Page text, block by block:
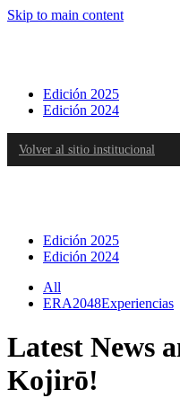
Skip to main content
Edición 2025
Edición 2024
Volver al sitio institucional
Edición 2025
Edición 2024
All
ERA2048Experiencias
Latest News
Kojirō!